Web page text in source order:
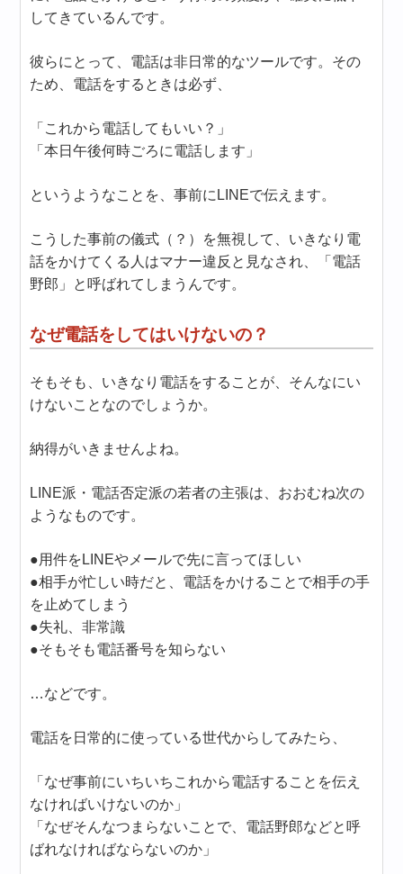
してきているんです。
彼らにとって、電話は非日常的なツールです。その
ため、電話をするときは必ず、
「これから電話してもいい？」
「本日午後何時ごろに電話します」
というようなことを、事前にLINEで伝えます。
こうした事前の儀式（？）を無視して、いきなり電
話をかけてくる人はマナー違反と見なされ、「電話
野郎」と呼ばれてしまうんです。
なぜ電話をしてはいけないの？
そもそも、いきなり電話をすることが、そんなにい
けないことなのでしょうか。
納得がいきませんよね。
LINE派・電話否定派の若者の主張は、おおむね次の
ようなものです。
●用件をLINEやメールで先に言ってほしい
●相手が忙しい時だと、電話をかけることで相手の手
を止めてしまう
●失礼、非常識
●そもそも電話番号を知らない
…などです。
電話を日常的に使っている世代からしてみたら、
「なぜ事前にいちいちこれから電話することを伝え
なければいけないのか」
「なぜそんなつまらないことで、電話野郎などと呼
ばれなければならないのか」